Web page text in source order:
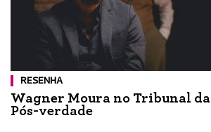
RESENHA
Wagner Moura no Tribunal da
Pós-verdade